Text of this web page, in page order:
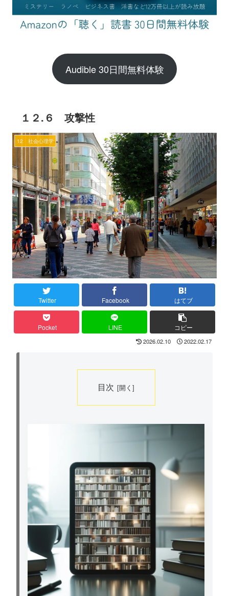
Audible 30日間無料体験
１２.６ 攻撃性
12 社会心理学
Twitter Facebook はてブ
Pocket LINE コピー
2026.02.10 2022.02.17
目次